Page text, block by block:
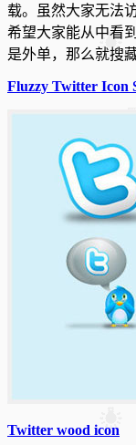
载。虽然大家无法
希望大家能从中看
是外单，那么就搜
Fluzzy Twitter Icon
Twitter wood icon